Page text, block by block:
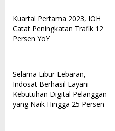
Kuartal Pertama 2023, IOH
Catat Peningkatan Trafik 12
Persen YoY
Selama Libur Lebaran,
Indosat Berhasil Layani
Kebutuhan Digital Pelanggan
yang Naik Hingga 25 Persen